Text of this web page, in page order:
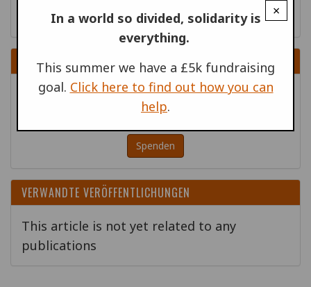
×
In a world so divided, solidarity is
everything.
This summer we have a £5k fundraising
goal. Click here to find out how you can
help.
Geh!
SPENDEN
Bitte helfen Sie uns, antimilitaristische
Action auf der ganzen Welt zu unterstützen!
Spenden
VERWANDTE VERÖFFENTLICHUNGEN
This article is not yet related to any
publications